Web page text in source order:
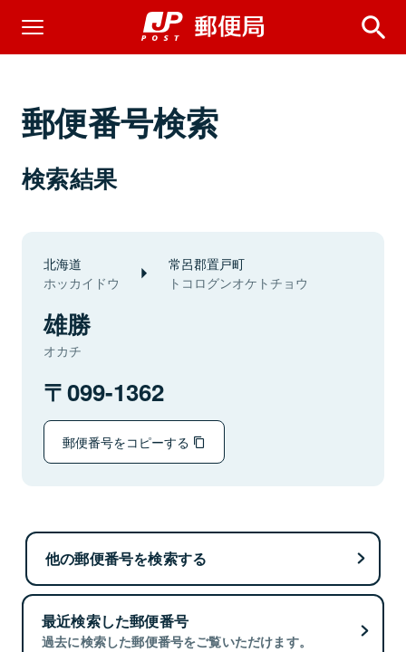
郵便番号検索
検索結果
北海道
ホッカイドウ
常呂郡置戸町
トコログンオケトチョウ
雄勝
オカチ
099-1362
郵便番号をコピーする
他の郵便番号を検索する
最近検索した郵便番号
過去に検索した郵便番号をご覧いただけます。